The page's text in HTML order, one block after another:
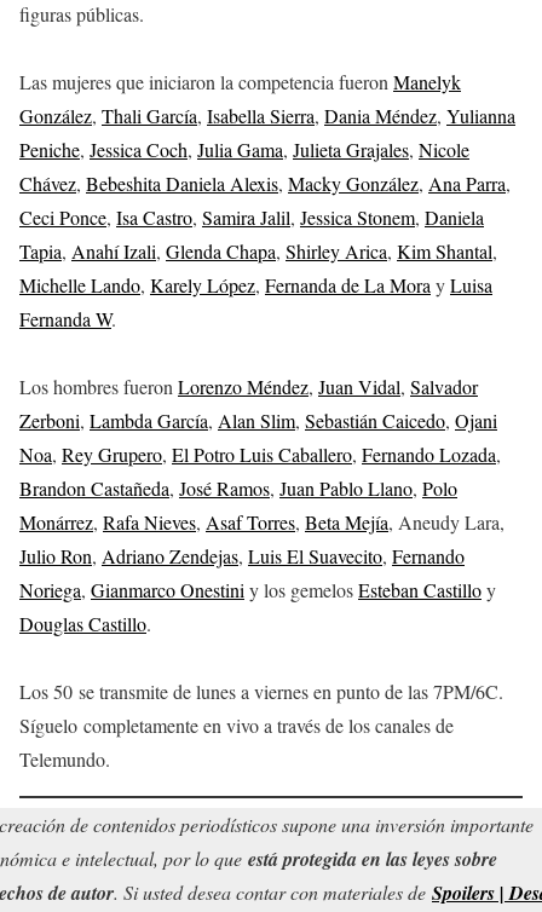
figuras públicas.
Las mujeres que iniciaron la competencia fueronManelyk
González, Thali García, Isabella Sierra, Dania Méndez, Yulianna
Peniche, Jessica Coch, Julia Gama, Julieta Grajales, Nicole
Chávez, Bebeshita Daniela Alexis, Macky González, Ana Parra,
Ceci Ponce, Isa Castro, Samira Jalil, Jessica Stonem, Daniela
Tapia, Anahí Izali, Glenda Chapa, Shirley Arica, Kim Shantal,
Michelle Lando, Karely López, Fernanda de La MorayLuisa
Fernanda W.
Los hombres fueronLorenzo Méndez, Juan Vidal, Salvador
Zerboni, Lambda García, Alan Slim, Sebastián Caicedo, Ojani
Noa, Rey Grupero, El Potro Luis Caballero, Fernando Lozada,
Brandon Castañeda, José Ramos, Juan Pablo Llano, Polo
Monárrez, Rafa Nieves, Asaf Torres, Beta Mejía, Aneudy Lara,
Julio Ron, Adriano Zendejas, Luis El Suavecito, Fernando
Noriega, Gianmarco Onestiniy los gemelosEsteban Castilloy
Douglas Castillo.
Los 50 se transmite de lunes a viernes en punto de las 7PM/6C.
Síguelo completamente en vivo a través de los canales de
Telemundo.
de contenidos periodísticos supone una inversión importante
e intelectual, por lo que está protegida en las leyes sobre
de autor. Si usted desea contar con materiales de Spoilers |